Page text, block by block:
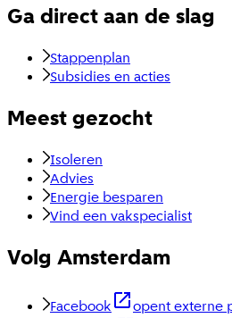
Ga direct aan de slag
Stappenplan
Subsidies en acties
Meest gezocht
Isoleren
Advies
Energie besparen
Vind een vakspecialist
Volg Amsterdam
Facebook
opent externe